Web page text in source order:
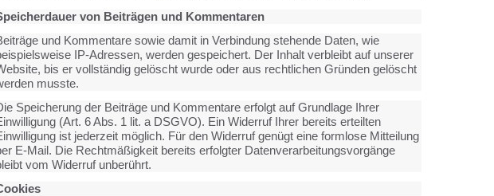
von Beiträgen und Kommentaren
und Kommentare sowie damit in Verbindung stehende Daten, wie
IP-Adressen, werden gespeichert. Der Inhalt verbleibt auf unserer
bis er vollständig gelöscht wurde oder aus rechtlichen Gründen gelöscht
musste.
Speicherung der Beiträge und Kommentare erfolgt auf Grundlage Ihrer
(Art. 6 Abs. 1 lit. a DSGVO). Ein Widerruf Ihrer bereits erteilten
ist jederzeit möglich. Für den Widerruf genügt eine formlose Mitteilung
E-Mail. Die Rechtmäßigkeit bereits erfolgter Datenverarbeitungsvorgänge
vom Widerruf unberührt.